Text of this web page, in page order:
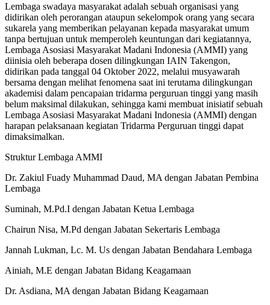
Lembaga swadaya masyarakat adalah sebuah organisasi yang
didirikan oleh perorangan ataupun sekelompok orang yang secara
sukarela yang memberikan pelayanan kepada masyarakat umum
tanpa bertujuan untuk memperoleh keuntungan dari kegiatannya,
Lembaga Asosiasi Masyarakat Madani Indonesia (AMMI) yang
diinisia oleh beberapa dosen dilingkungan IAIN Takengon,
didirikan pada tanggal 04 Oktober 2022, melalui musyawarah
bersama dengan melihat fenomena saat ini terutama dilingkungan
akademisi dalam pencapaian tridarma perguruan tinggi yang masih
belum maksimal dilakukan, sehingga kami membuat inisiatif sebuah
Lembaga Asosiasi Masyarakat Madani Indonesia (AMMI) dengan
harapan pelaksanaan kegiatan Tridarma Perguruan tinggi dapat
dimaksimalkan.
Struktur Lembaga AMMI
Dr. Zakiul Fuady Muhammad Daud, MA dengan Jabatan Pembina
Lembaga
Suminah, M.Pd.I dengan Jabatan Ketua Lembaga
Chairun Nisa, M.Pd dengan Jabatan Sekertaris Lembaga
Jannah Lukman, Lc. M. Us dengan Jabatan Bendahara Lembaga
Ainiah, M.E dengan Jabatan Bidang Keagamaan
Dr. Asdiana, MA dengan Jabatan Bidang Keagamaan